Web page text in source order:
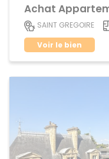
SAINT GREGOIRE
Voir le bien